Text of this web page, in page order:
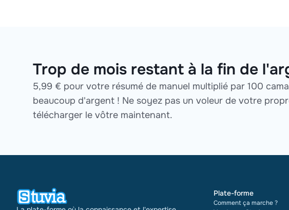
Trop de mois restant à la fin de
5,99 € pour votre résumé de manuel multiplié par 100
beaucoup d'argent ! Ne soyez pas un voleur de votre
télécharger le vôtre maintenant.
Plate-forme
Comment ça marche ?